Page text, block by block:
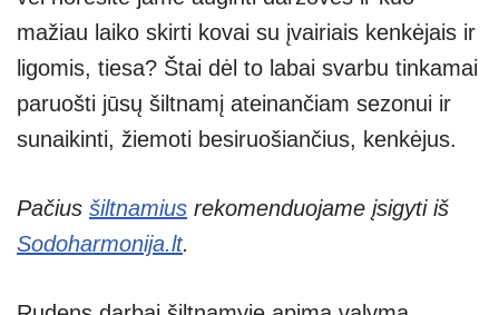
mažiau laiko skirti kovai su įvairiais kenkėjais ir
ligomis, tiesa? Štai dėl to labai svarbu tinkamai
paruošti jūsų šiltnamį ateinančiam sezonui ir
sunaikinti, žiemoti besiruošiančius, kenkėjus.
Pačius šiltnamius rekomenduojame įsigyti iš
Sodoharmonija.lt.